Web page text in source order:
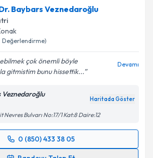
Baybars Veznedaroğlu
Değerlendirme)
çok önemli böyle
gitmistim bunu hissettik...
Devamı
Haritada Göster
Nevres Bulvarı No:17/1 Kat:8 Daire:12
0 (850) 433 38 05
Talebi